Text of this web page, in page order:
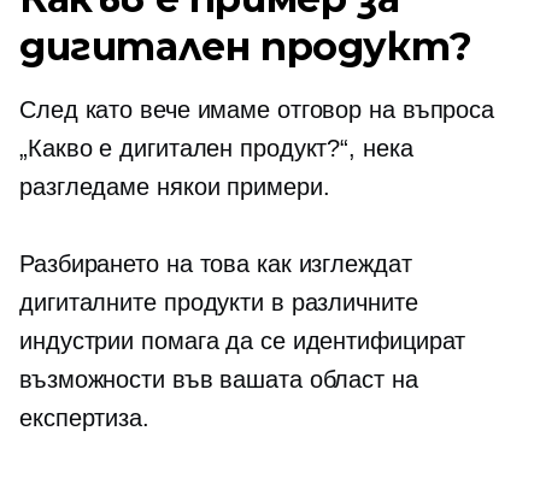
дигитален продукт?
След като вече имаме отговор на въпроса
„Какво е дигитален продукт?“, нека
разгледаме някои примери.
Разбирането на това как изглеждат
дигиталните продукти в различните
индустрии помага да се идентифицират
възможности във вашата област на
експертиза.